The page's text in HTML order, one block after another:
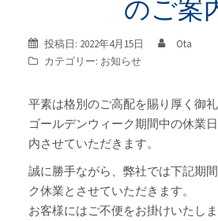
のご案
投稿日: 2022年4月15日
Ota
カテゴリー: お知らせ
平素は格別のご高配を賜り厚く御礼
ゴールデンウィーク期間中の休業
内させていただきます。
誠に勝手ながら、弊社では下記期
ク休業とさせていただきます。
お客様にはご不便をお掛けいたし